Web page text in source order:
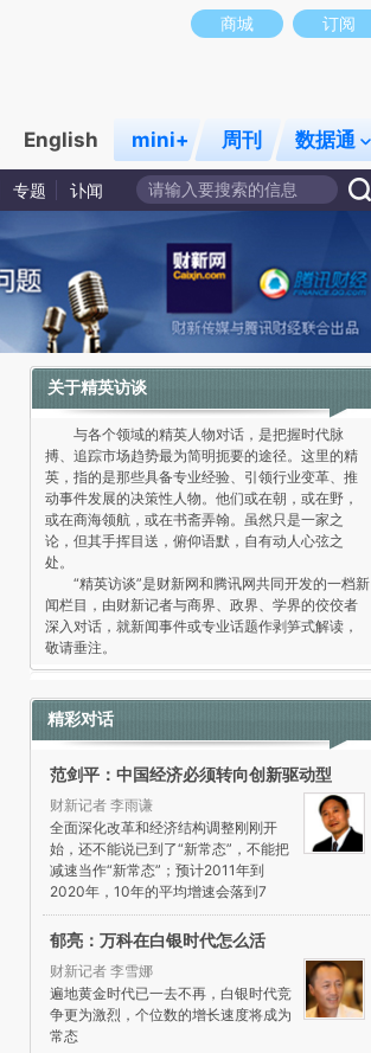
商城 订阅
English mini+ 周刊 数据通
专题 讣闻
关于精英访谈
与各个领域的精英人物对话，是把握时代脉
搏、追踪市场趋势最为简明扼要的途径。这里的精
英，指的是那些具备专业经验、引领行业变革、推
动事件发展的决策性人物。他们或在朝，或在野，
或在商海领航，或在书斋弄翰。虽然只是一家之
论，但其手挥目送，俯仰语默，自有动人心弦之
处。
“精英访谈”是财新网和腾讯网共同开发的一档新
闻栏目，由财新记者与商界、政界、学界的佼佼者
深入对话，就新闻事件或专业话题作剥笋式解读，
敬请垂注。
精彩对话
范剑平：中国经济必须转向创新驱动型
财新记者 李雨谦
全面深化改革和经济结构调整刚刚开
始，还不能说已到了“新常态”，不能把
减速当作“新常态”；预计2011年到
2020年，10年的平均增速会落到7
郁亮：万科在白银时代怎么活
财新记者 李雪娜
遍地黄金时代已一去不再，白银时代竞
争更为激烈，个位数的增长速度将成为
常态